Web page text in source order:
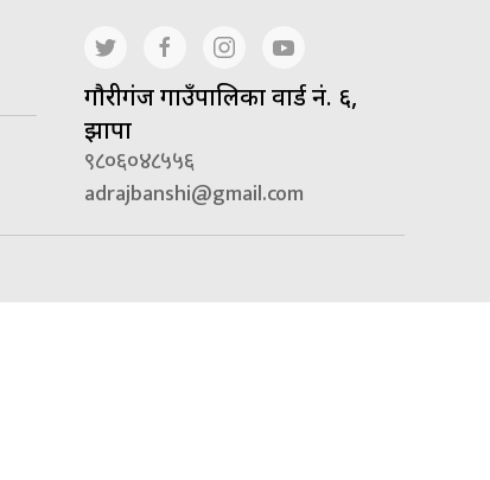
गाैरीगंज गाउँपालिका वार्ड नं. ६,
झापा
९८०६०४८५५६
adrajbanshi@gmail.com